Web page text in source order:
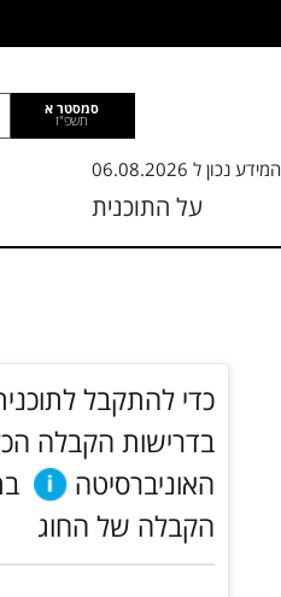
סמסטר א
תשפ"ז
המידע נכון ל 06.08.2026
על התוכנית
כדי להתקבל
בדרישות הקבלה
האוניברסיטה
הקבלה של החוג